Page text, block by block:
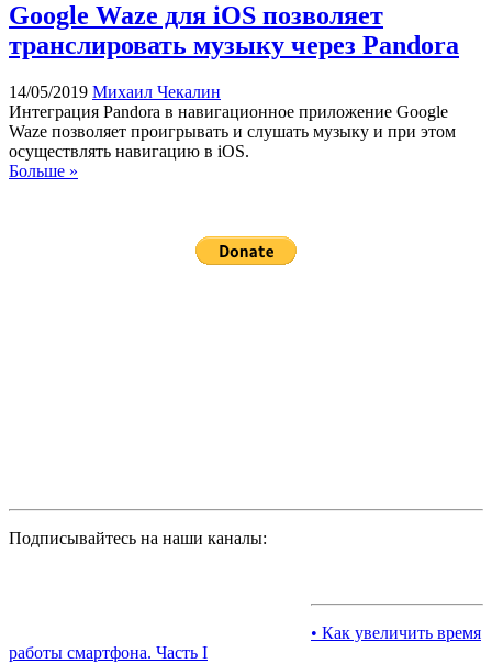
Google Waze для iOS позволяет
транслировать музыку через Pandora
14/05/2019 Михаил Чекалин
Интеграция Pandora в навигационное приложение Google
Waze позволяет проигрывать и слушать музыку и при этом
осуществлять навигацию в iOS.
Больше »
Подписывайтесь на наши каналы:
• Как увеличить время
работы смартфона. Часть I